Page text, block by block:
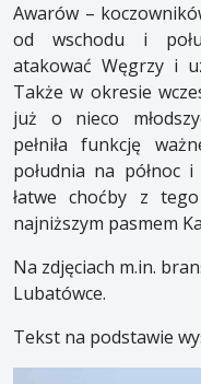
Awarów –
od wschodu i
atakować Węgrzy i
Także w okresie
już o nieco
pełniła funkcję
południa na północ
łatwe choćby z
najniższym pasmem
Na zdjęciach m.in.
Lubatówce.
Tekst na podstawie